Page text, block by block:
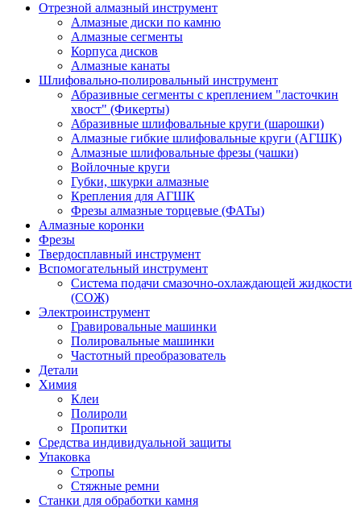
Отрезной алмазный инструмент
Алмазные диски по камню
Алмазные сегменты
Корпуса дисков
Алмазные канаты
Шлифовально-полировальный инструмент
Абразивные сегменты с креплением "ласточкин
хвост" (Фикерты)
Абразивные шлифовальные круги (шарошки)
Алмазные гибкие шлифовальные круги (АГШК)
Алмазные шлифовальные фрезы (чашки)
Войлочные круги
Губки, шкурки алмазные
Крепления для АГШК
Фрезы алмазные торцевые (ФАТы)
Алмазные коронки
Фрезы
Твердосплавный инструмент
Вспомогательный инструмент
Система подачи смазочно-охлаждающей жидкости
(СОЖ)
Электроинструмент
Гравировальные машинки
Полировальные машинки
Частотный преобразователь
Детали
Химия
Клеи
Полироли
Пропитки
Средства индивидуальной защиты
Упаковка
Стропы
Стяжные ремни
Станки для обработки камня